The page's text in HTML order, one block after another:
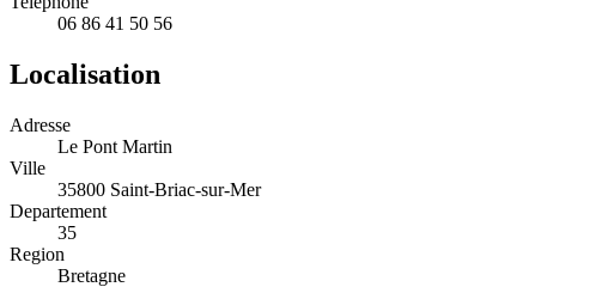
06 86 41 50 56
Localisation
Adresse
Le Pont Martin
Ville
35800 Saint-Briac-sur-Mer
Departement
35
Region
Bretagne